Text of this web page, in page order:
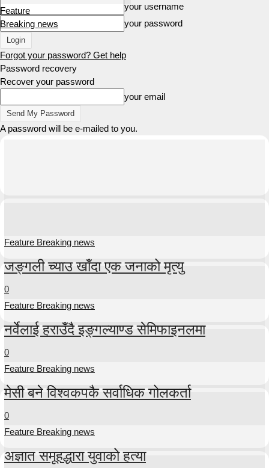
Feature
Breaking news
your username
your password
Forgot your password? Get help
Password recovery
Recover your password
your email
A password will be e-mailed to you.
Feature Breaking news
जङ्गली च्याउ खाँदा एक जनाको मृत्यु
0
Feature Breaking news
नर्वेलाई हराउँदै इङ्गल्याण्ड सेमिफाइनलमा
0
Feature Breaking news
मेसी बने विश्वकपकै सर्वाधिक गोलकर्ता
0
Feature Breaking news
अज्ञात समूहद्धारा युवाको हत्या